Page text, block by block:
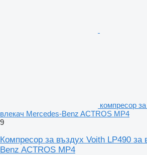
компресор
влекач Mercedes-Benz ACTROS MP4
9
Компресор за въздух Voith LP490 за
Benz ACTROS MP4